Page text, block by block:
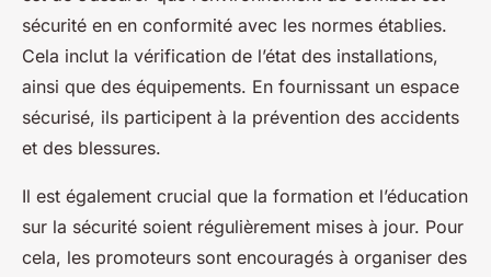
sécurité en en conformité avec les normes établies.
Cela inclut la vérification de l’état des installations,
ainsi que des équipements. En fournissant un espace
sécurisé, ils participent à la prévention des accidents
et des blessures.
Il est également crucial que la formation et l’éducation
sur la sécurité soient régulièrement mises à jour. Pour
cela, les promoteurs sont encouragés à organiser des